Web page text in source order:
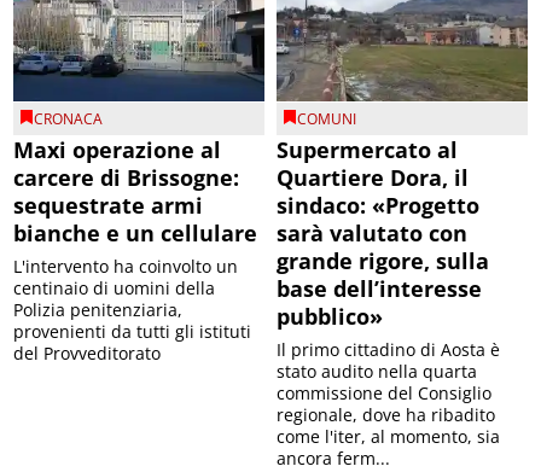
CRONACA
Maxi operazione al
carcere di Brissogne:
sequestrate armi
bianche e un cellulare
L'intervento ha coinvolto un
centinaio di uomini della
Polizia penitenziaria,
provenienti da tutti gli istituti
del Provveditorato
COMUNI
Supermercato al
Quartiere Dora, il
sindaco: «Progetto
sarà valutato con
grande rigore, sulla
base dell’interesse
pubblico»
Il primo cittadino di Aosta è
stato audito nella quarta
commissione del Consiglio
regionale, dove ha ribadito
come l'iter, al momento, sia
ancora ferm...